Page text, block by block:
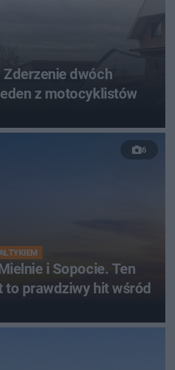
Zderzenie dwóch
z motocyklistów
6
i Sopocie. Ten
prawdziwy hit wśród